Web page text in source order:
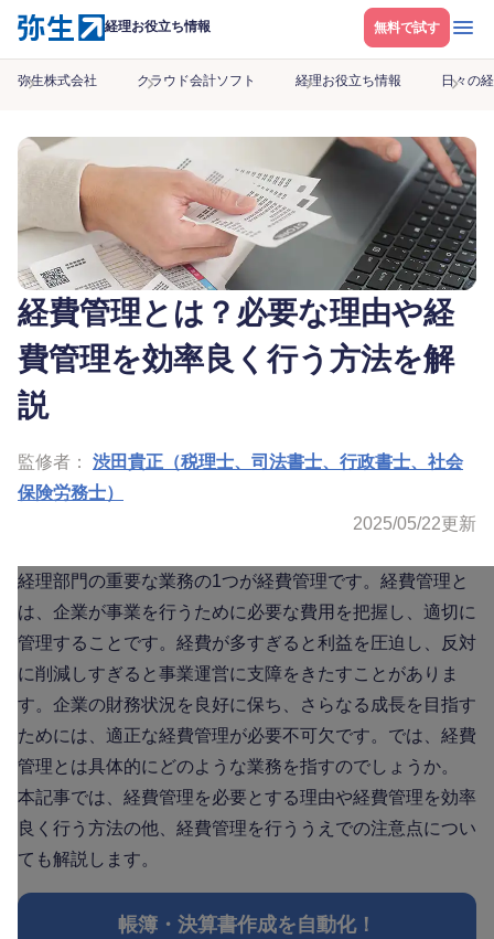
経理お役立ち情報 無料で試す メニ
弥生株式会社 クラウド会計ソフト 経理お役立ち情報 日々の
経費管理とは？必要な理由や経
費管理を効率良く行う方法を解
説
監修者： 渋田貴正（税理士、司法書士、行政書士、社会
保険労務士）
2025/05/22更新
経理部門の重要な業務の1つが経費管理です。経費管理と
は、企業が事業を行うために必要な費用を把握し、適切に
管理することです。経費が多すぎると利益を圧迫し、反対
に削減しすぎると事業運営に支障をきたすことがありま
す。企業の財務状況を良好に保ち、さらなる成長を目指す
ためには、適正な経費管理が必要不可欠です。では、経費
管理とは具体的にどのような業務を指すのでしょうか。
本記事では、経費管理を必要とする理由や経費管理を効率
良く行う方法の他、経費管理を行ううえでの注意点につい
ても解説します。
帳簿・決算書作成を自動化！